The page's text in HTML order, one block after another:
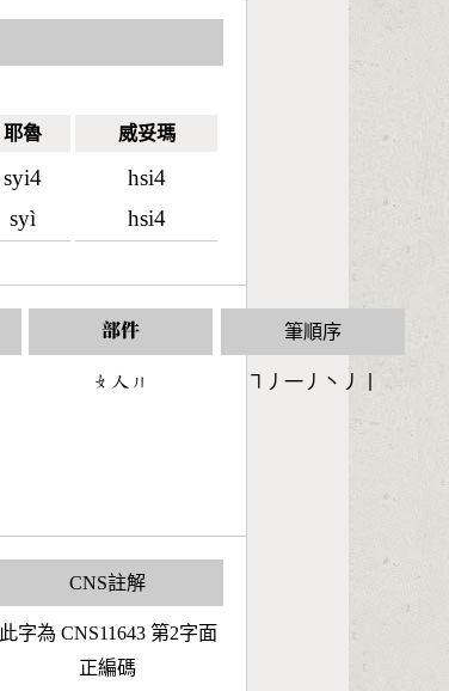
耶魯 威妥瑪
syi4
syì
hsi4
hsi4
部件
󶂛󶀬󶀪
筆順序
㇕丿一丿丶丿丨
CNS註解
此字為 CNS11643 第2字面
正編碼